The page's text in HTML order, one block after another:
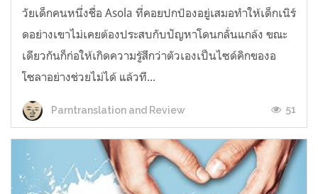
วัยเด็กคนหนึ่งชื่อ Asola ที่คอยปกป้องอยู่เสมอทำให้เด็กเนิร์
ดอย่างเขาไม่เคยต้องประสบกับปัญหาโดนกลั่นแกล้ง ขณะ
เดียวกันก็ก่อให้เกิดความรู้สึกว่าตัวเองเป็นไซด์คิกของอ
โซลาอย่างช่วยไม่ได้ แล้วที...
Parntranslation and Review 51